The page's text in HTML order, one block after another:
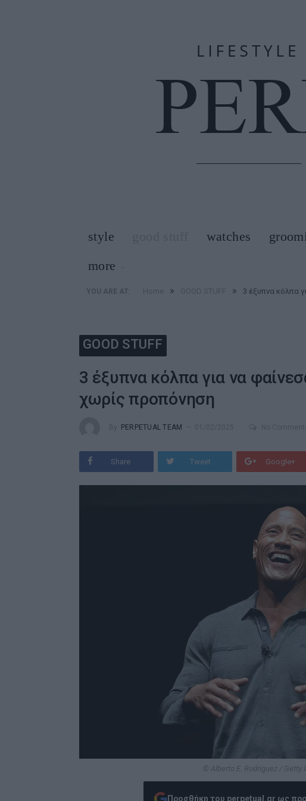
style watches
more
YOU ARE AT: » » 3 έξυπνα κόλπα
GOOD STUFF
3 έξυπνα κόλπα για να
χωρίς προπόνηση
PERPETUAL TEAM
Share Tweet Google+
© Alberto E. Rodriguez / Getty
Προσθήκη του perpetual.gr ως